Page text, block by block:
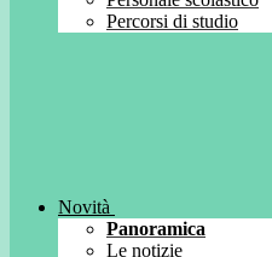
Percorsi di studio
Novità
Panoramica
Le notizie